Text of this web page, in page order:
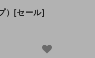
）[セール]